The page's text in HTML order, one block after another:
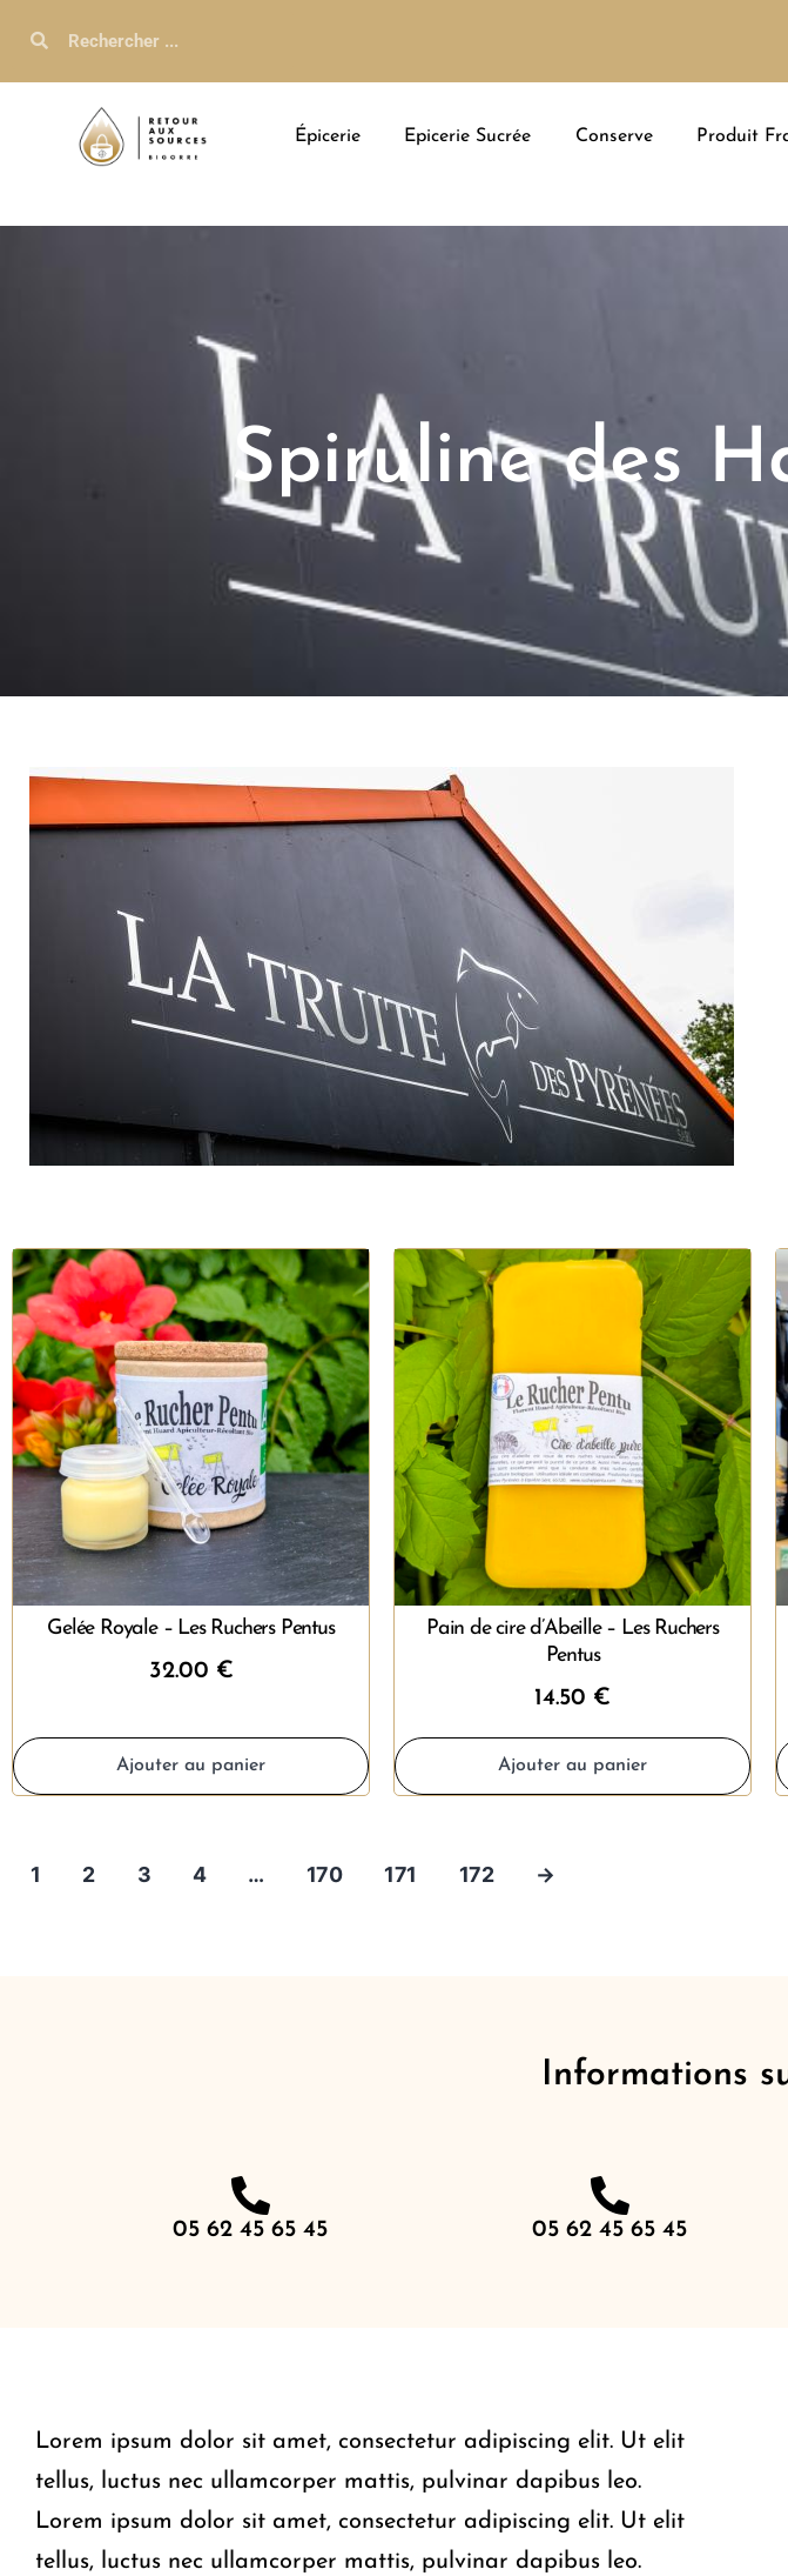
Épicerie Epicerie Sucrée Conserve Produit
Spiruline des
Gelée Royale – Les Ruchers Pentus
32.00 €
Ajouter au panier
Pain de cire d’Abeille – Les Ruchers
Pentus
14.50 €
Ajouter au panier
1 2 3 4 … 170 171 172 →
Informations
05 62 45 65 45 05 62 45 65 45
Lorem ipsum dolor sit amet, consectetur adipiscing elit. Ut elit
tellus, luctus nec ullamcorper mattis, pulvinar dapibus leo.
Lorem ipsum dolor sit amet, consectetur adipiscing elit. Ut elit
tellus, luctus nec ullamcorper mattis, pulvinar dapibus leo.